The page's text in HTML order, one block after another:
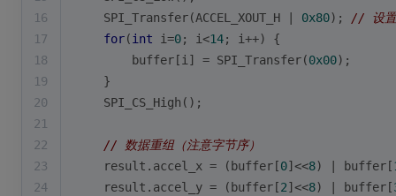
16
    SPI_Transfer(ACCEL_XOUT_H |
0x80); // 设置
17
for(int i=0; i<14; i++) {
18
        buffer[i] = SPI_Transfer(
0x00);
19
    }
20
    SPI_CS_High();
21
22
// 数据重组（注意字节序）
23
    result.accel_x = (buffer[
0]<<8) | buffer[
24
    result.accel_y = (buffer[
2]<<8) | buffer[